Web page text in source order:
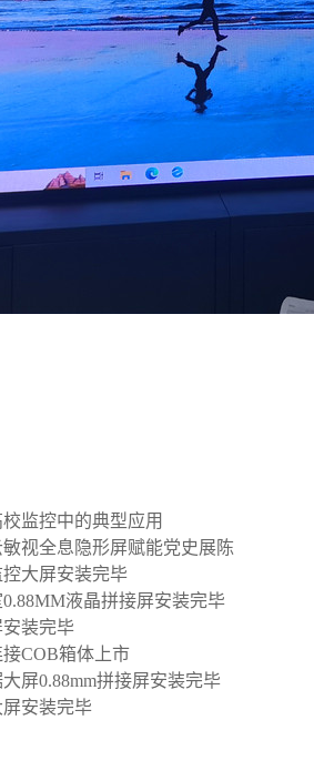
监控中的典型应用
视全息隐形屏赋能党史展陈
大屏安装完毕
液晶拼接屏安装完毕
装完毕
接COB箱体上市
屏0.88mm拼接屏安装完毕
安装完毕